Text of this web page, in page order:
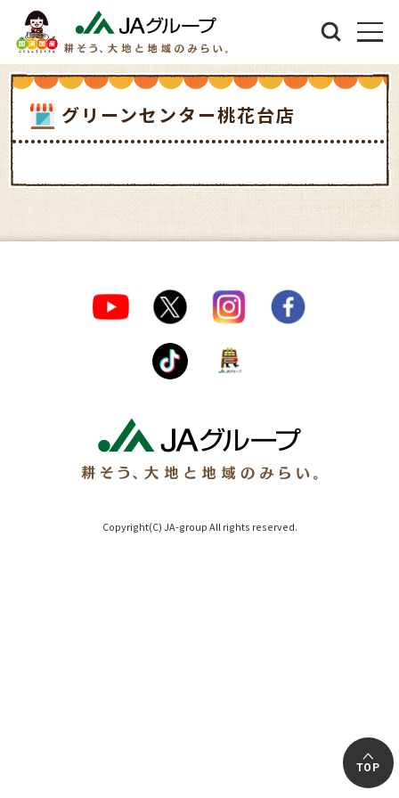
グリーンセンター桃花台店
Copyright(C) JA-group All rights reserved.
TOP